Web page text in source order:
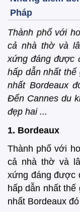
Pháp
Thành phố với
cả nhà thờ và
xứng đáng được
hấp dẫn nhất
nhất Bordeaux
Đến Cannes du
đẹp hai ...
1. Bordeaux
Thành phố với
cả nhà thờ và
xứng đáng được
hấp dẫn nhất
nhất Bordeaux